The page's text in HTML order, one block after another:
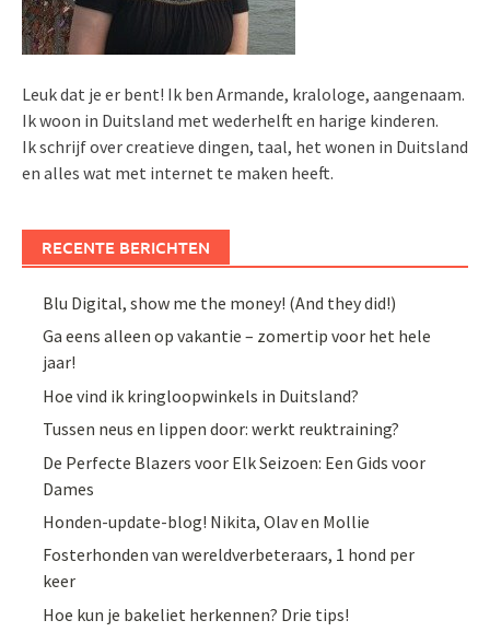
Leuk dat je er bent! Ik ben Armande, kralologe, aangenaam.
Ik woon in Duitsland met wederhelft en harige kinderen.
Ik schrijf over creatieve dingen, taal, het wonen in Duitsland
en alles wat met internet te maken heeft.
RECENTE BERICHTEN
Blu Digital, show me the money! (And they did!)
Ga eens alleen op vakantie – zomertip voor het hele
jaar!
Hoe vind ik kringloopwinkels in Duitsland?
Tussen neus en lippen door: werkt reuktraining?
De Perfecte Blazers voor Elk Seizoen: Een Gids voor
Dames
Honden-update-blog! Nikita, Olav en Mollie
Fosterhonden van wereldverbeteraars, 1 hond per
keer
Hoe kun je bakeliet herkennen? Drie tips!